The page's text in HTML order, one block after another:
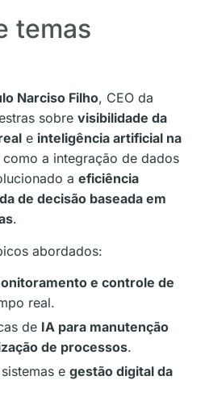
temas
Narciso Filho, CEO da
sobre visibilidade da
e inteligência artificial na
a integração de dados
a eficiência
de decisão baseada em
.
abordados:
e controle de
real.
de IA para manutenção
de processos.
e gestão digital da